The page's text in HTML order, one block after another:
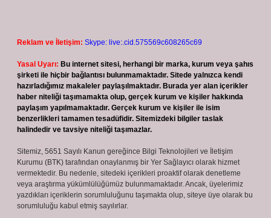
Reklam ve İletişim: Skype: live:.cid.575569c608265c69
Yasal Uyarı: Bu internet sitesi, herhangi bir marka, kurum veya şahıs
şirketi ile hiçbir bağlantısı bulunmamaktadır. Sitede yalnızca kendi
hazırladığımız makaleler paylaşılmaktadır. Burada yer alan içerikler
haber niteliği taşımamakta olup, gerçek kurum ve kişiler hakkında
paylaşım yapılmamaktadır. Gerçek kurum ve kişiler ile isim
benzerlikleri tamamen tesadüfidir. Sitemizdeki bilgiler taslak
halindedir ve tavsiye niteliği taşımazlar.
Sitemiz, 5651 Sayılı Kanun gereğince Bilgi Teknolojileri ve İletişim
Kurumu (BTK) tarafından onaylanmış bir Yer Sağlayıcı olarak hizmet
vermektedir. Bu nedenle, sitedeki içerikleri proaktif olarak denetleme
veya araştırma yükümlülüğümüz bulunmamaktadır. Ancak, üyelerimiz
yazdıkları içeriklerin sorumluluğunu taşımakta olup, siteye üye olarak bu
sorumluluğu kabul etmiş sayılırlar.